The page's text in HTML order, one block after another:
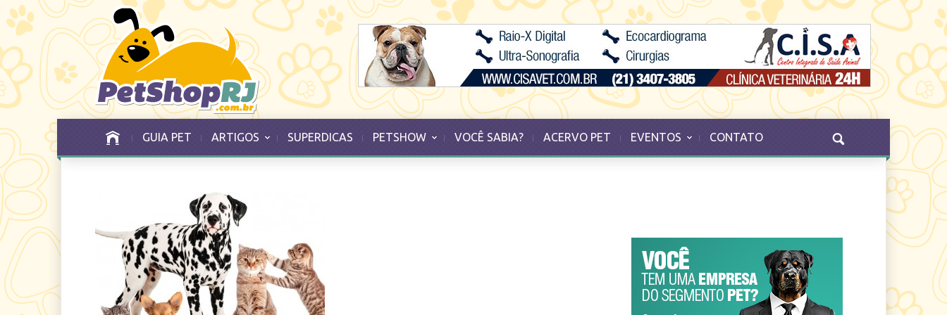
GUIA PET ARTIGOS SUPERDICAS PETSHOW VOCÊ SABIA? ACERVO PET EVENTOS CONTATO